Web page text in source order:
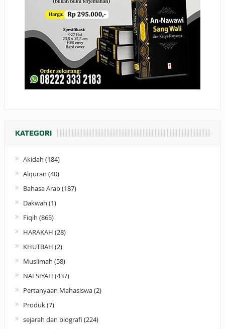
KATEGORI
Akidah (184)
Alquran (40)
Bahasa Arab(187)
Dakwah (1)
Fiqih (865)
HARAKAH (28)
KHUTBAH (2)
Muslimah (58)
NAFSIYAH (437)
Pertanyaan Mahasiswa(2)
Produk(7)
sejarah dan biografi (224)